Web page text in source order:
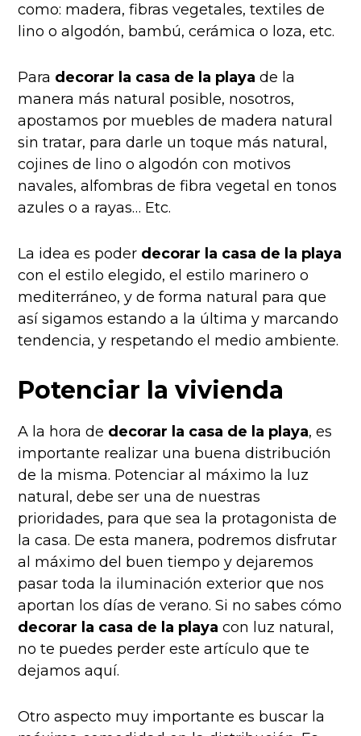
como: madera, fibras vegetales, textiles de
lino o algodón, bambú, cerámica o loza, etc.
Para decorar la casa de la playa de la
manera más natural posible, nosotros,
apostamos por muebles de madera natural
sin tratar, para darle un toque más natural,
cojines de lino o algodón con motivos
navales, alfombras de fibra vegetal en tonos
azules o a rayas… Etc.
La idea es poder decorar la casa de la playa
con el estilo elegido, el estilo marinero o
mediterráneo, y de forma natural para que
así sigamos estando a la última y marcando
tendencia, y respetando el medio ambiente.
Potenciar la vivienda
A la hora de decorar la casa de la playa, es
importante realizar una buena distribución
de la misma. Potenciar al máximo la luz
natural, debe ser una de nuestras
prioridades, para que sea la protagonista de
la casa. De esta manera, podremos disfrutar
al máximo del buen tiempo y dejaremos
pasar toda la iluminación exterior que nos
aportan los días de verano. Si no sabes cómo
decorar la casa de la playa con luz natural,
no te puedes perder este artículo que te
dejamos aquí.
Otro aspecto muy importante es buscar la